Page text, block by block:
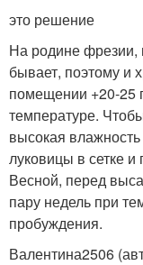
это решение
На родине фрезии,
бывает, поэтому и
помещении +20-25
температуре.
высокая
луковицы в сетке и
Весной, перед
пару недель при
пробуждения.
Валентина2506